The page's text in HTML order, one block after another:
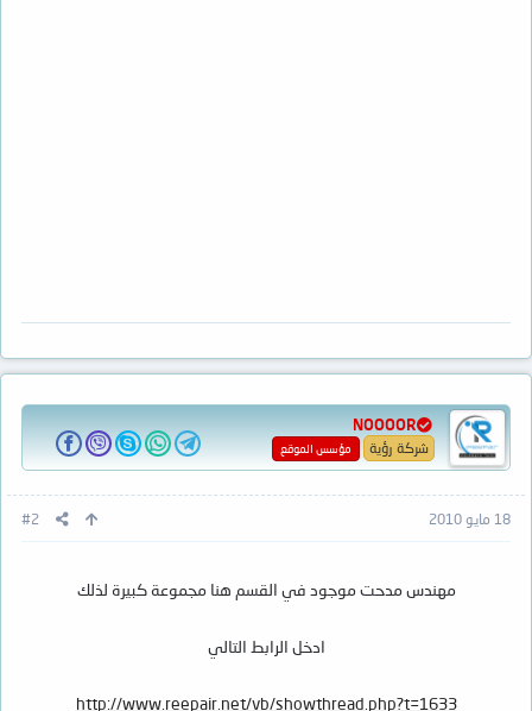
NOOOOR
شركة رؤية مؤسس الموقع
18 مايو 2010 #2
مهندس مدحت موجود في القسم هنا مجموعة كبيرة لذلك
ادخل الرابط التالي
http://www.reepair.net/vb/showthread.php?t=1633